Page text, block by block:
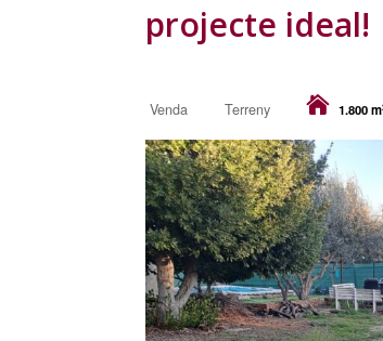
projecte ideal!
Venda Terreny 1.800 m